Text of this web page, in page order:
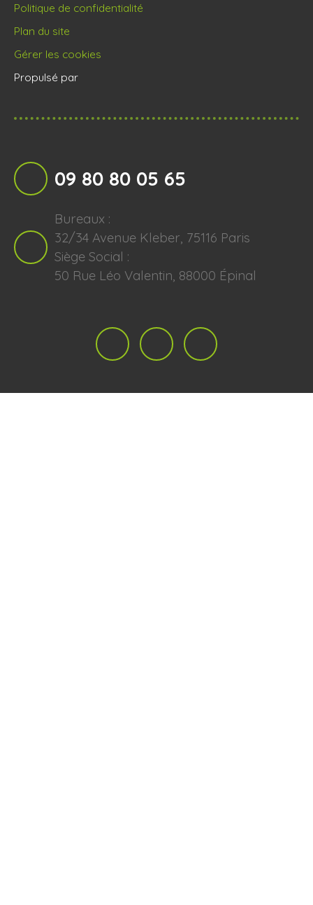
Politique de confidentialité
Plan du site
Gérer les cookies
Propulsé par
09 80 80 05 65
Bureaux :
32/34 Avenue Kleber, 75116 Paris
Siège Social :
50 Rue Léo Valentin, 88000 Épinal